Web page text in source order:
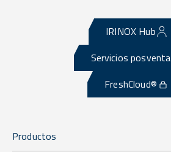
IRINOX Hub
Servicios posventa
FreshCloud®
Productos